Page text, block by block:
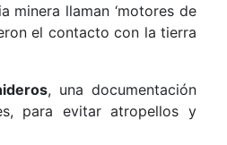
minera llaman ‘motores de
el contacto con la tierra
, una documentación
para evitar atropellos y